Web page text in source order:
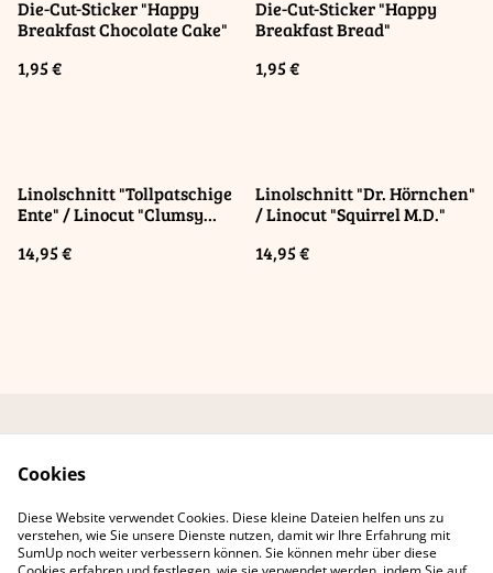
Die-Cut-Sticker "Happy
Breakfast Chocolate Cake"
1,95 €
Die-Cut-Sticker "Happy
Breakfast Bread"
1,95 €
Linolschnitt "Tollpatschige
Ente" / Linocut "Clumsy
14,95 €
Linolschnitt "Dr. Hörnchen"
/ Linocut "Squirrel M.D."
14,95 €
Datenschutzbestimmu
Erklärung zur
Barrierefreiheit
Cookies
Diese Website verwendet Cookies. Diese kleine Dateien helfen uns zu
verstehen, wie Sie unsere Dienste nutzen, damit wir Ihre Erfahrung mit
SumUp noch weiter verbessern können. Sie können mehr über diese